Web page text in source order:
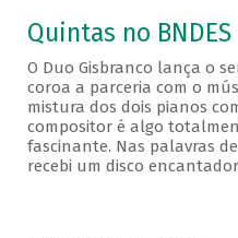
Quintas no
O Duo Gisbranco lança o
coroa a parceria com o
mistura dos dois pianos
compositor é algo
fascinante. Nas palavras
recebi um disco